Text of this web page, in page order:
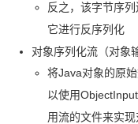
反之，该字节序
它进行反序列化
对象序列化流（对象
将Java对象的原
以使用
用流的文件来实